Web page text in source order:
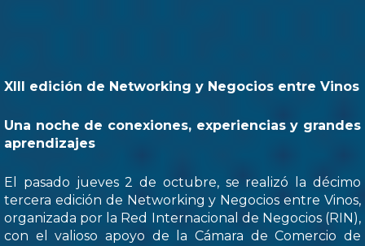
XIII edición de Networking y Negocios entre Vinos
Una noche de conexiones, experiencias y grandes
aprendizajes
El pasado jueves 2 de octubre, se realizó la décimo
tercera edición de Networking y Negocios entre Vinos,
organizada por la Red Internacional de Negocios (RIN),
con el valioso apoyo de la Cámara de Comercio de